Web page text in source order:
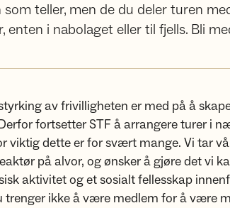
teller, men de du deler turen
enten i nabolaget eller til fjells. Bli
av frivilligheten er med på å
fortsetter STF å arrangere turer i
viktig dette er for svært mange. Vi tar
på alvor, og ønsker å gjøre det vi
aktivitet og et sosialt fellesskap
trenger ikke å være medlem for å være